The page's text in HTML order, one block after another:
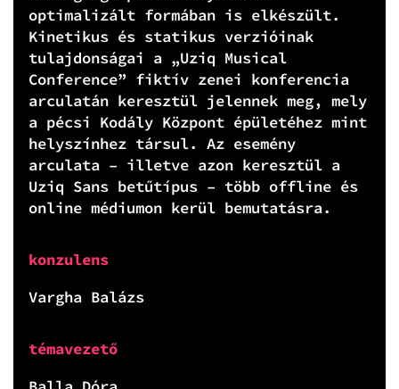
optimalizált formában is elkészült.
Kinetikus és statikus verzióinak
tulajdonságai a „Uziq Musical
Conference” fiktív zenei konferencia
arculatán keresztül jelennek meg, mely
a pécsi Kodály Központ épületéhez mint
helyszínhez társul. Az esemény
arculata – illetve azon keresztül a
Uziq Sans betűtípus – több offline és
online médiumon kerül bemutatásra.
konzulens
Vargha Balázs
témavezető